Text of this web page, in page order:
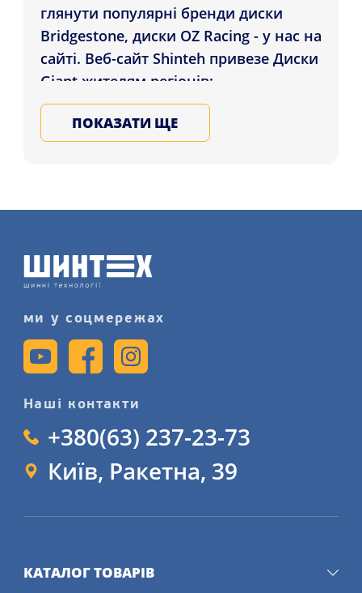
глянути популярні бренди диски
Bridgestone, диски OZ Racing - у нас на
сайті. Веб-сайт Shinteh привезе Диски
Giant жителям регіонів:
Кропивницький, Дніпро, Чернігіві в
усі міста України. Підбирайте сталеві,
ПОКАЗАТИ ЩЕ
ми у соцмережах
Наші контакти
+380(63) 237-23-73
Київ, Ракетна, 39
КАТАЛОГ ТОВАРІВ